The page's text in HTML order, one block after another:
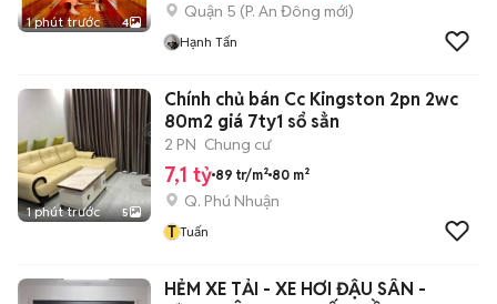
1 phút trước 4
Quận 5 (P. An Đông mới)
Hạnh Tấn
1 phút trước 5
Chính chủ bán Cc Kingston 2pn 2wc
80m2 giá 7ty1 sổ sẳn
2 PN Chung cư
7,1 tỷ 89 tr/m² 80 m²
Q. Phú Nhuận
T Tuấn
HẺM XE TẢI - XE HƠI ĐẬU SÂN -